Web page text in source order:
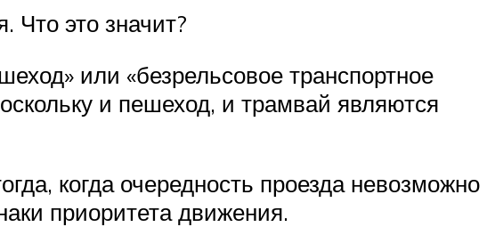
Что это значит?
или «безрельсовое транспортное
и пешеход, и трамвай являются
когда очередность проезда невозможно
приоритета движения.